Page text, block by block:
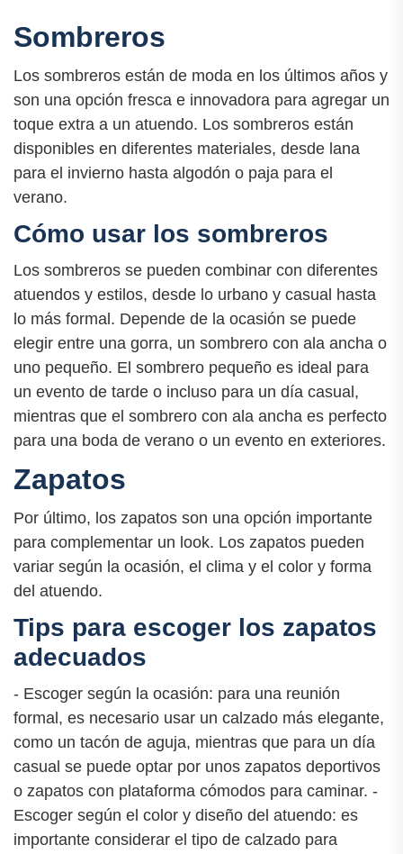
Sombreros
Los sombreros están de moda en los últimos años y
son una opción fresca e innovadora para agregar un
toque extra a un atuendo. Los sombreros están
disponibles en diferentes materiales, desde lana
para el invierno hasta algodón o paja para el
verano.
Cómo usar los sombreros
Los sombreros se pueden combinar con diferentes
atuendos y estilos, desde lo urbano y casual hasta
lo más formal. Depende de la ocasión se puede
elegir entre una gorra, un sombrero con ala ancha o
uno pequeño. El sombrero pequeño es ideal para
un evento de tarde o incluso para un día casual,
mientras que el sombrero con ala ancha es perfecto
para una boda de verano o un evento en exteriores.
Zapatos
Por último, los zapatos son una opción importante
para complementar un look. Los zapatos pueden
variar según la ocasión, el clima y el color y forma
del atuendo.
Tips para escoger los zapatos
adecuados
- Escoger según la ocasión: para una reunión
formal, es necesario usar un calzado más elegante,
como un tacón de aguja, mientras que para un día
casual se puede optar por unos zapatos deportivos
o zapatos con plataforma cómodos para caminar. -
Escoger según el color y diseño del atuendo: es
importante considerar el tipo de calzado para